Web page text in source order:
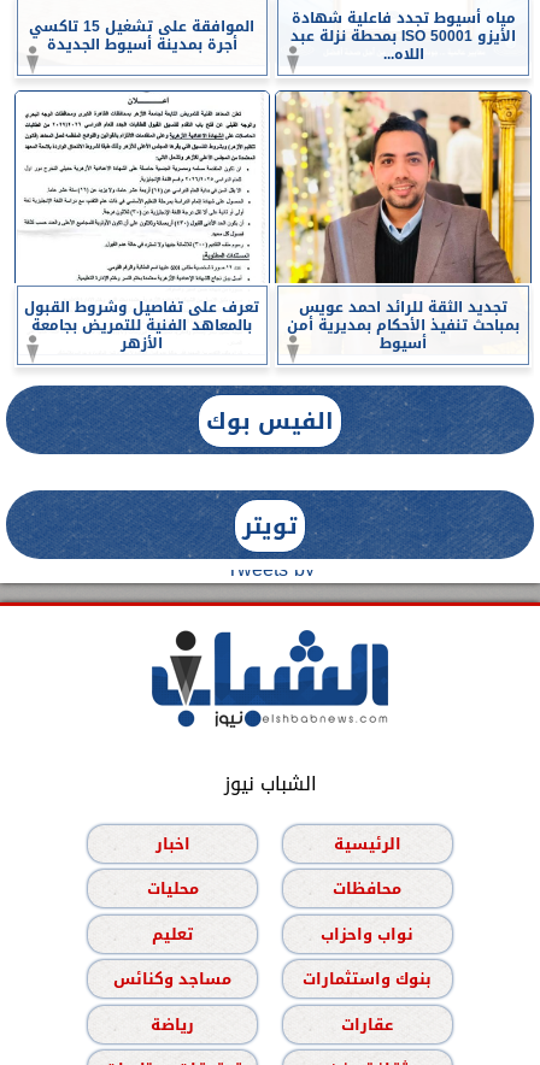
مياه أسيوط تجدد فاعلية شهادة
الأيزو ISO 50001 بمحطة نزلة عبد
اللاه...
الموافقة على تشغيل 15 تاكسي
أجرة بمدينة أسيوط الجديدة
تجديد الثقة للرائد احمد عويس
بمباحث تنفيذ الأحكام بمديرية أمن
أسيوط
تعرف على تفاصيل وشروط القبول
بالمعاهد الفنية للتمريض بجامعة
الأزهر
الفيس بوك
تويتر
Tweets by
الشباب نيوز
الرئيسية
اخبار
محافظات
محليات
نواب واحزاب
تعليم
بنوك واستثمارات
مساجد وكنائس
عقارات
رياضة